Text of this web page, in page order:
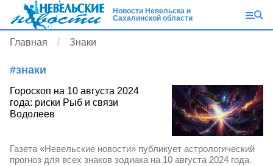
Новости Невельска и
Сахалинской области
Главная Знаки
#знаки
Гороскоп на 10 августа 2024
года: риски Рыб и связи
Водолеев
Газета «Невельские новости» публикует астрологический
прогноз для всех знаков зодиака на 10 августа 2024 года.